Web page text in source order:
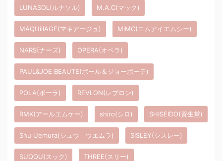
LUNASOL(ルナソル) M.A.C(マック)
MAQUillAGE(マキアージュ) MiMC(エムアイエムシー)
NARS(ナーズ) OPERA(オペラ)
PAUL&JOE BEAUTE(ポール＆ジョーボーテ)
POLA(ポーラ) REVLON(レブロン)
RMK(アールエムケー) shiro(シロ) SHISEIDO(資生堂)
Shu Uemura(シュウ ウエムラ) SISLEY(シスレー)
SUQQU(スック) THREE(スリー)